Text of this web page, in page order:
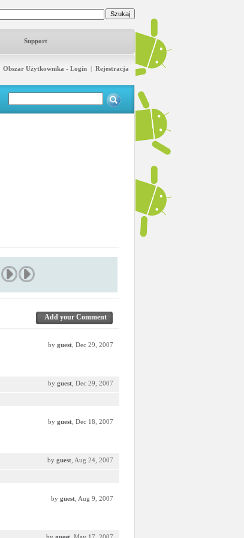
Support
Obszar Użytkownika - Login | Rejestracja
Add your Comment
by guest , Dec 29, 2007
by guest , Dec 29, 2007
by guest , Dec 18, 2007
by guest , Aug 24, 2007
by guest , Aug 9, 2007